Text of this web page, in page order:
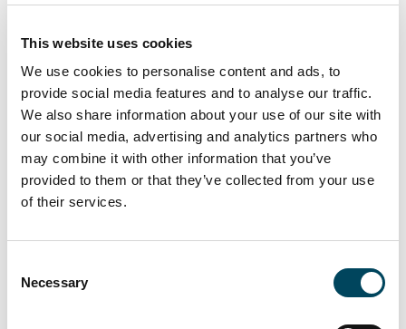
This website uses cookies
We use cookies to personalise content and ads, to
provide social media features and to analyse our traffic.
We also share information about your use of our site with
our social media, advertising and analytics partners who
may combine it with other information that you’ve
provided to them or that they’ve collected from your use
of their services.
Selection
Necessary
ske den 19 december 2024
Inlösendagen
”). Inlösenbeloppet plus
exklusive, föregående ränteförfallodag till och
med Inlösendagen kommer att betalas till
varje person som vid slutet av
avstämningsdagen den 12 december 2024 är
registrerad som innehavare av Utestående
Obligationerna i den av Euroclear Sweden